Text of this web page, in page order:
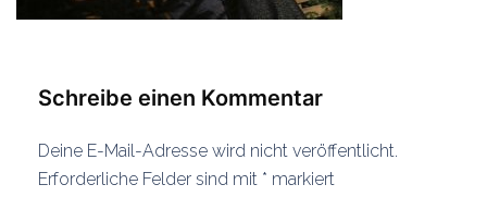
Schreibe einen Kommentar
Deine E-Mail-Adresse wird nicht veröffentlicht.
Erforderliche Felder sind mit * markiert